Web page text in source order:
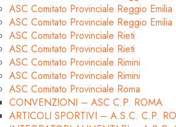
ASC Comitato Provinciale Reggio Emilia
ASC Comitato Provinciale Reggio Emilia
ASC Comitato Provinciale Rieti
ASC Comitato Provinciale Rieti
ASC Comitato Provinciale Rimini
ASC Comitato Provinciale Rimini
ASC Comitato Provinciale Roma
CONVENZIONI – ASC C.P. ROMA
ARTICOLI SPORTIVI – A.S.C. C.P.